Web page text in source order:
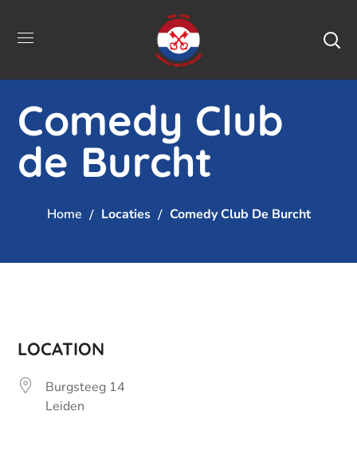
Comedy Club
de Burcht
Home Locaties Comedy Club De Burcht
LOCATION
Burgsteeg 14
Leiden